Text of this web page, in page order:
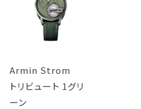
Armin Strom
トリビュート 1グリ
ーン